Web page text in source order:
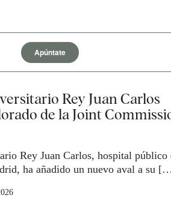
Apúntate
Rey Juan Carlos
de la Joint
Rey Juan Carlos, hospital público
ha añadido un nuevo aval a su